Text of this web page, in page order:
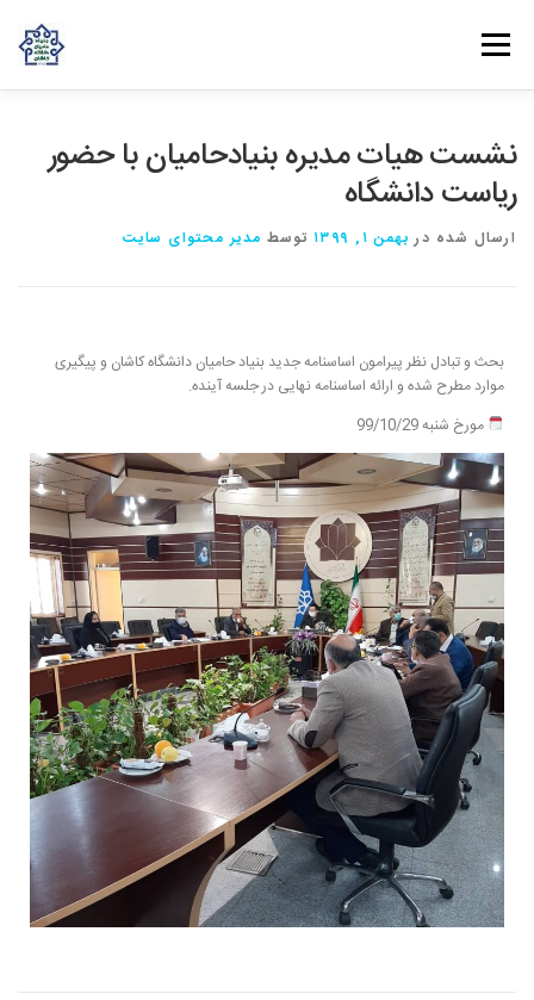
فهرست
نشست هیات مدیره بنیادحامیان با حضور
ریاست دانشگاه
ارسال شده در بهمن ۱, ۱۳۹۹ توسط مدیر محتوای سایت
بحث و تبادل نظر پیرامون اساسنامه جدید بنیاد حامیان دانشگاه کاشان و پیگیری
موارد مطرح شده و ارائه اساسنامه نهایی در جلسه آینده.
مورخ شنبه 99/10/29